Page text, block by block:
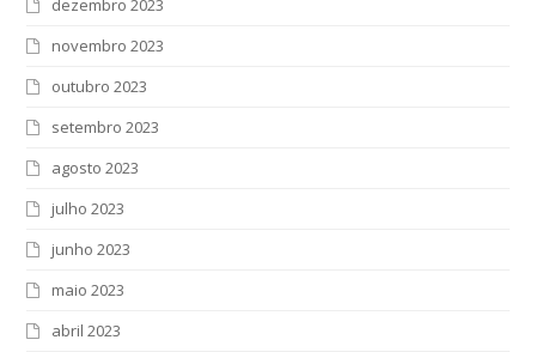
dezembro 2023
novembro 2023
outubro 2023
setembro 2023
agosto 2023
julho 2023
junho 2023
maio 2023
abril 2023